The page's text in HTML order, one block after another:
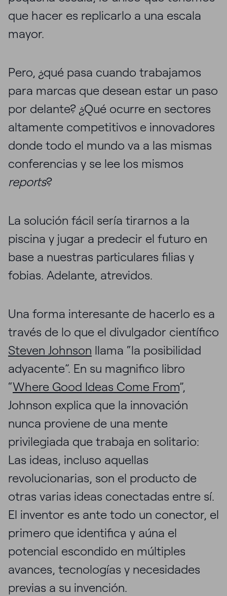
que hacer es replicarlo a una escala
mayor.
Pero, ¿qué pasa cuando trabajamos
para marcas que desean estar un paso
por delante? ¿Qué ocurre en sectores
altamente competitivos e innovadores
donde todo el mundo va a las mismas
conferencias y se lee los mismos
reports?
La solución fácil sería tirarnos a la
piscina y jugar a predecir el futuro en
base a nuestras particulares filias y
fobias. Adelante, atrevidos.
Una forma interesante de hacerlo es a
través de lo que el divulgador científico
Steven Johnson llama “la posibilidad
adyacente”. En su magnifico libro
“Where Good Ideas Come From”,
Johnson explica que la innovación
nunca proviene de una mente
privilegiada que trabaja en solitario:
Las ideas, incluso aquellas
revolucionarias, son el producto de
otras varias ideas conectadas entre sí.
El inventor es ante todo un conector, el
primero que identifica y aúna el
potencial escondido en múltiples
avances, tecnologías y necesidades
previas a su invención.